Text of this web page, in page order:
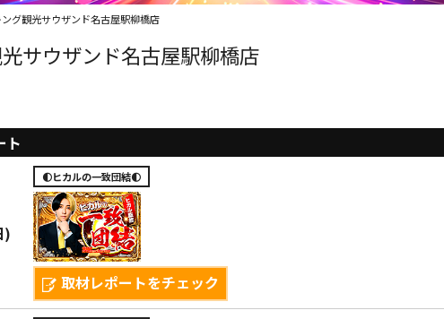
ング観光サウザンド名古屋駅柳橋店
サウザンド名古屋駅柳橋店
ト
)
🌓ヒカルの一致団結🌓
取材レポートをチェック